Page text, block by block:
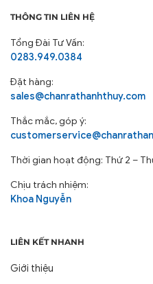
THÔNG TIN LIÊN HỆ
Tổng Đài Tư Vấn:
0283.949.0384
Đặt hàng:
sales@chanrathanhthuy.com
Thắc mắc, góp ý:
Thời gian hoạt động: Thứ 2 –
Chịu trách nhiệm:
Khoa Nguyễn
LIÊN KẾT NHANH
Giới thiệu